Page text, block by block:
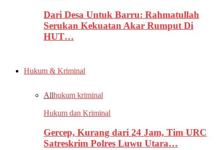
Dari Desa Untuk Barru: Rahmatullah
Serukan Kekuatan Akar Rumput Di
HUT…
Hukum & Kriminal
Allhukum kriminal
Hukum dan Kriminal
Gercep, Kurang dari 24 Jam, Tim URC
Satreskrim Polres Luwu Utara…